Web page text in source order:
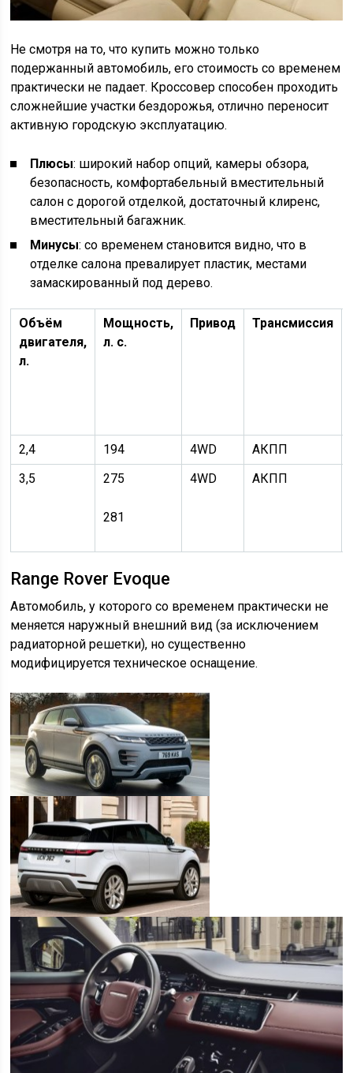
Не смотря на то, что купить можно только
подержанный автомобиль, его стоимость со временем
практически не падает. Кроссовер способен проходить
сложнейшие участки бездорожья, отлично переносит
активную городскую эксплуатацию.
Плюсы: широкий набор опций, камеры обзора,
безопасность, комфортабельный вместительный
салон с дорогой отделкой, достаточный клиренс,
вместительный багажник.
Минусы: со временем становится видно, что в
отделке салона превалирует пластик, местами
замаскированный под дерево.
Объём
двигателя,
л.
Мощность,
л. с.
Привод Трансмиссия
2,4 194 4WD АКПП
3,5
275
281
4WD АКПП
Range Rover Evoque
Автомобиль, у которого со временем практически не
меняется наружный внешний вид (за исключением
радиаторной решетки), но существенно
модифицируется техническое оснащение.